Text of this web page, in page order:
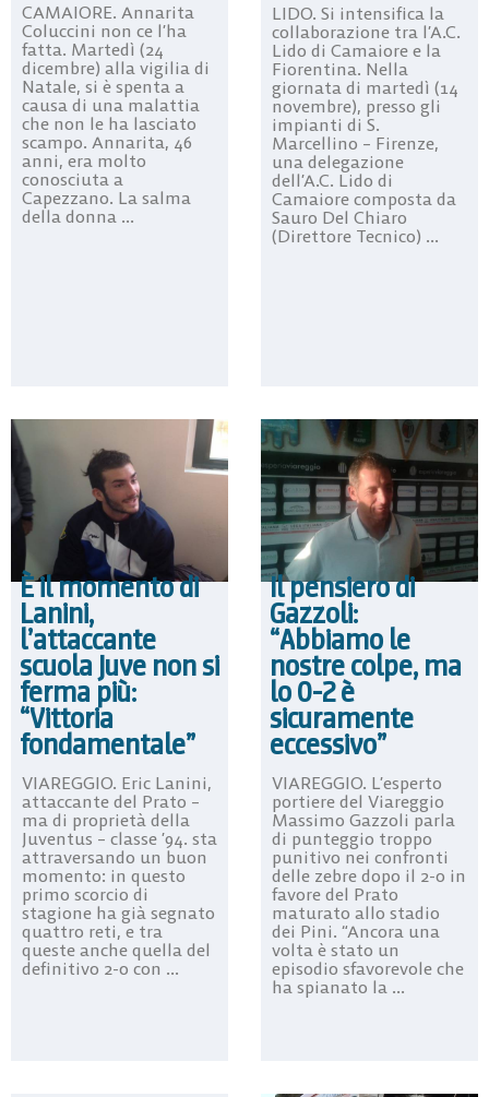
CAMAIORE. Annarita
Coluccini non ce l’ha
fatta. Martedì (24
dicembre) alla vigilia di
Natale, si è spenta a
causa di una malattia
che non le ha lasciato
scampo. Annarita, 46
anni, era molto
conosciuta a
Capezzano. La salma
della donna ...
LIDO. Si intensifica la
collaborazione tra l’A.C.
Lido di Camaiore e la
Fiorentina. Nella
giornata di martedì (14
novembre), presso gli
impianti di S.
Marcellino – Firenze,
una delegazione
dell’A.C. Lido di
Camaiore composta da
Sauro Del Chiaro
(Direttore Tecnico) ...
È il momento di
Lanini,
l’attaccante
scuola Juve non si
ferma più:
“Vittoria
fondamentale”
VIAREGGIO. Eric Lanini,
attaccante del Prato –
ma di proprietà della
Juventus – classe ’94. sta
attraversando un buon
momento: in questo
primo scorcio di
stagione ha già segnato
quattro reti, e tra
queste anche quella del
definitivo 2-0 con ...
Il pensiero di
Gazzoli:
“Abbiamo le
nostre colpe, ma
lo 0-2 è
sicuramente
eccessivo”
VIAREGGIO. L’esperto
portiere del Viareggio
Massimo Gazzoli parla
di punteggio troppo
punitivo nei confronti
delle zebre dopo il 2-0 in
favore del Prato
maturato allo stadio
dei Pini. “Ancora una
volta è stato un
episodio sfavorevole che
ha spianato la ...